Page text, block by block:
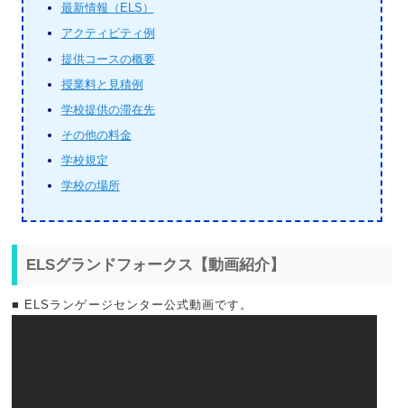
最新情報（ELS）
アクティビティ例
提供コースの概要
授業料と見積例
学校提供の滞在先
その他の料金
学校規定
学校の場所
ELSグランドフォークス【動画紹介】
■ ELSランゲージセンター公式動画です。